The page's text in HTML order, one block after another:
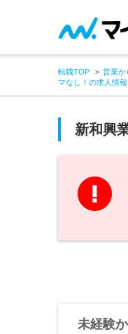
転職TOP 営業か
マなし！の求人情報
新和興
未経験